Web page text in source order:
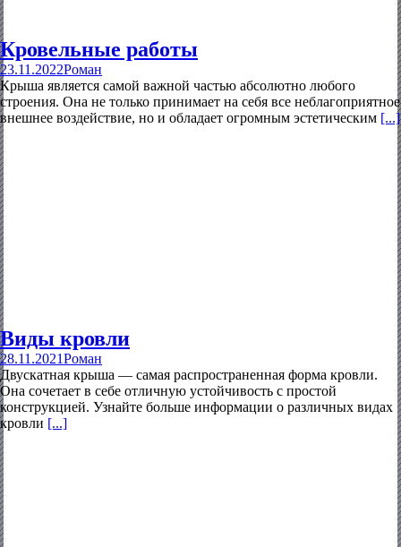
Кровельные работы
23.11.2022Роман
Крыша является самой важной частью абсолютно любого
строения. Она не только принимает на себя все неблагоприятное
внешнее воздействие, но и обладает огромным эстетическим [...]
Виды кровли
28.11.2021Роман
Двускатная крыша — самая распространенная форма кровли.
Она сочетает в себе отличную устойчивость с простой
конструкцией. Узнайте больше информации о различных видах
кровли [...]